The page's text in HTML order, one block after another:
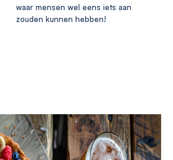
waar mensen wel eens iets aan
zouden kunnen hebben!